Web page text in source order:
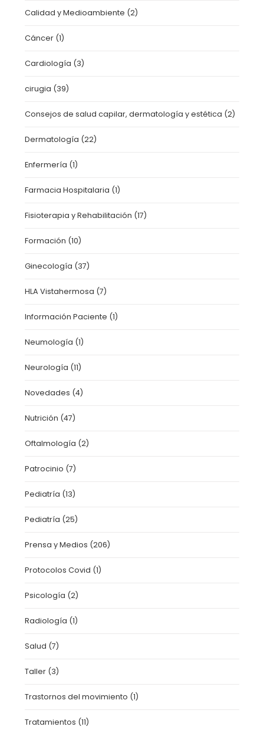
Calidad y Medioambiente (2)
Cáncer (1)
Cardiología (3)
cirugia (39)
Consejos de salud capilar, dermatología y estética (2)
Dermatología (22)
Enfermería (1)
Farmacia Hospitalaria (1)
Fisioterapia y Rehabilitación (17)
Formación (10)
Ginecología (37)
HLA Vistahermosa (7)
Información Paciente (1)
Neumología (1)
Neurología (11)
Novedades (4)
Nutrición (47)
Oftalmología (2)
Patrocinio (7)
Pediatría (13)
Pediatría (25)
Prensa y Medios (206)
Protocolos Covid (1)
Psicología (2)
Radiología (1)
Salud (7)
Taller (3)
Trastornos del movimiento (1)
Tratamientos (11)